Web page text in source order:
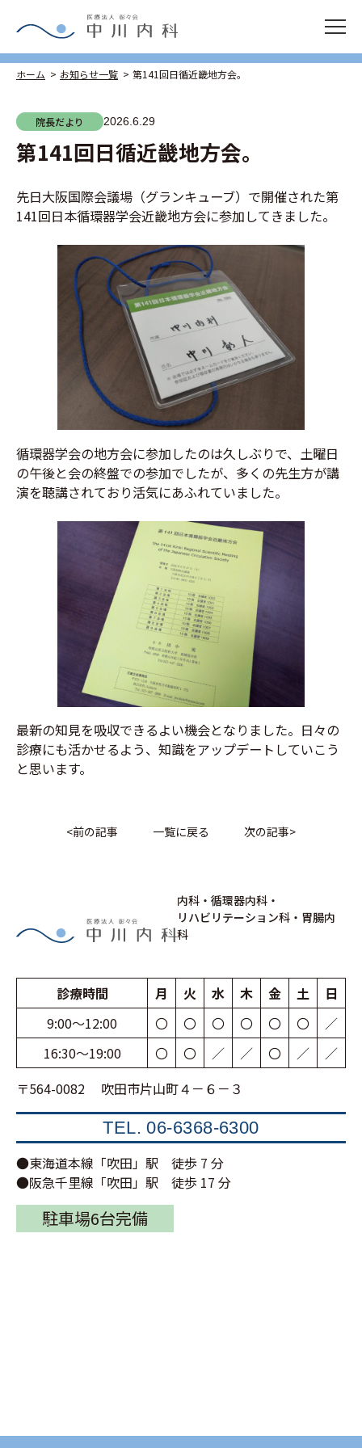
ホーム お知らせ一覧 第141回日循近畿地方会。
院長だより 2026.6.29
第141回日循近畿地方会。
先日大阪国際会議場（グランキューブ）で開催された第
141回日本循環器学会近畿地方会に参加してきました。
循環器学会の地方会に参加したのは久しぶりで、土曜日
の午後と会の終盤での参加でしたが、多くの先生方が講
演を聴講されており活気にあふれていました。
最新の知見を吸収できるよい機会となりました。日々の
診療にも活かせるよう、知識をアップデートしていこう
と思います。
<前の記事 一覧に戻る 次の記事>
内科・循環器内科・
リハビリテーション科・胃腸内
科
診療時間 月 火 水 木 金 土
日
9:00〜12:00
〇 〇 〇 〇 〇 〇
／
16:30〜19:00
〇 〇 ／ ／ 〇 ／
／
〒564-0082 吹田市片山町４－６－３
TEL.06-6368-6300
●東海道本線「吹田」駅 徒歩 7 分
●阪急千里線「吹田」駅 徒歩 17 分
駐車場6台完備